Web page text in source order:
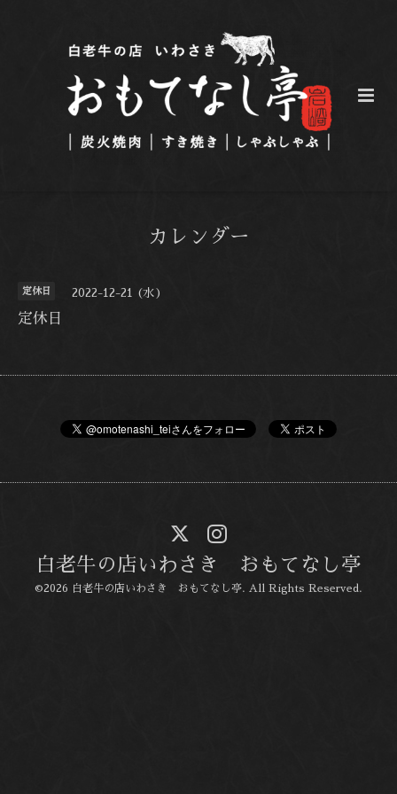
カレンダー
定休日 2022-12-21 (水)
定休日
白老牛の店いわさき おもてなし亭
©2026 白老牛の店いわさき おもてなし亭. All Rights Reserved.